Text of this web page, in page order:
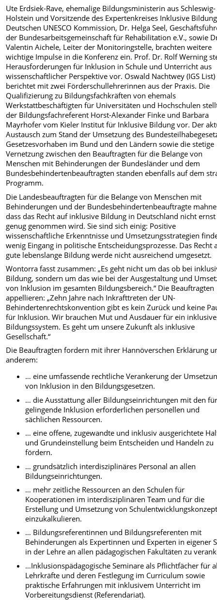
Ute Erdsiek-Rave, ehemalige Bildungsministerin aus Schleswig-
Holstein und Vorsitzende des Expertenkreises Inklusive
Deutschen UNESCO Kommission, Dr. Helga Seel,
der Bundesarbeitsgemeinschaft für Rehabilitation e.V., sowie
Valentin Aichele, Leiter der Monitoringstelle, brachten weitere
wichtige Impulse in die Konferenz ein. Prof. Dr. Rolf Werning
Herausforderungen für Inklusion in Schule und Unterricht aus
wissenschaftlicher Perspektive vor. Oswald Nachtwey (IGS List)
berichtet mit zwei Förderschullehrerinnen aus der Praxis. Die
Qualifizierung zu Bildungsfachkräften von ehemals
Werkstattbeschäftigten für Universitäten und Hochschulen
der Bildungsfachreferent Horst-Alexander Finke und Barbara
Mayrhofer vom Kieler Institut für Inklusive Bildung vor. Der
Austausch zum Stand der Umsetzung des
Gesetzesvorhaben im Bund und den Ländern sowie die stetige
Vernetzung zwischen den Beauftragten für die Belange von
Menschen mit Behinderungen der Bundesländer und dem
Bundesbehindertenbeauftragten standen ebenfalls auf dem
Programm.
Die Landesbeauftragten für die Belange von Menschen mit
Behinderungen und der Bundesbehindertenbeauftragte
dass das Recht auf inklusive Bildung in Deutschland nicht ernst
genug genommen wird. Sie sind sich einig: Positive
wissenschaftliche Erkenntnisse und Umsetzungsstrategien
wenig Eingang in politische Entscheidungsprozesse. Das Recht
gute lebenslange Bildung werde nicht ausreichend umgesetzt.
Wontorra fasst zusammen: „Es geht nicht um das ob bei
Bildung, sondern um das wie bei der Ausgestaltung und
von Inklusion im gesamten Bildungsbereich.“ Die Beauftragten
appellieren: „Zehn Jahre nach Inkrafttreten der UN-
Behindertenrechtskonvention gibt es kein Zurück und keine
für Inklusion. Wir brauchen Mut und Ausdauer für ein
Bildungssystem. Es geht um unsere Zukunft als inklusive
Gesellschaft.“
Die Beauftragten fordern mit ihrer Hannöverschen Erklärung
anderem:
… eine umfassende rechtliche Verankerung der
von Inklusion in den Bildungsgesetzen.
… die Ausstattung aller Bildungseinrichtungen mit den
gelingende Inklusion erforderlichen personellen und
sächlichen Ressourcen.
… eine offene, zugewandte und inklusiv ausgerichtete
und Grundeinstellung beim Entscheiden und Handeln zu
fördern.
… grundsätzlich interdisziplinäres Personal an allen
Bildungseinrichtungen.
… mehr zeitliche Ressourcen an den Schulen für
Kooperationen im interdisziplinären Team und für die
Erstellung und Umsetzung von
einzukalkulieren.
… Bildungsreferentinnen und Bildungsreferenten mit
Behinderungen als Expertinnen und Experten in eigener
in der Lehre an allen pädagogischen Fakultäten zu
…Inklusionspädagogische Seminare als Pflichtfächer für
Lehrkräfte und deren Festlegung im Curriculum sowie
praktische Erfahrungen mit inklusivem Unterricht im
Vorbereitungsdienst (Referendariat).